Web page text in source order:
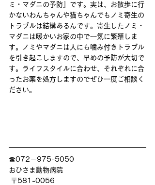
ミ・マダニの予防』です。実は、お散歩に行
かないわんちゃんや猫ちゃんでもノミ寄生の
トラブルは結構あるんです。寄生したノミ・
マダニは暖かいお家の中で一気に繁殖しま
す。ノミやマダニは人にも噛み付きトラブル
を引き起こしますので、早めの予防が大切で
す。ライフスタイルに合わせ、それぞれに合
ったお薬を処方しますのでぜひ一度ご相談く
ださい。
☎072－975-5050
おひさま動物病院
〒581-0056